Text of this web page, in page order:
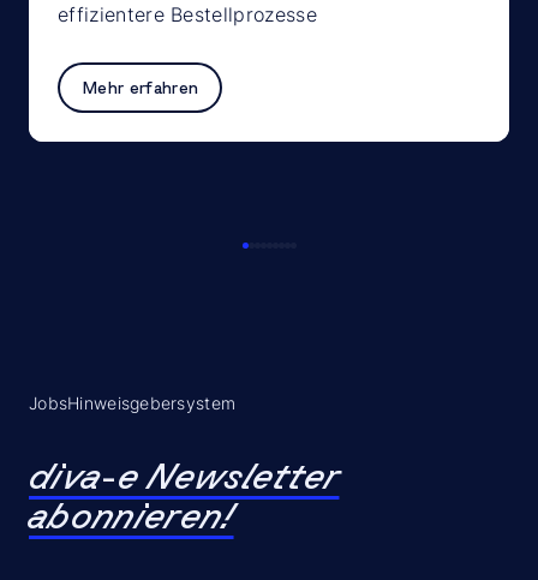
effizientere Bestellprozesse
Mehr erfahren
JobsHinweisgebersystem
diva-e Newsletter
abonnieren!